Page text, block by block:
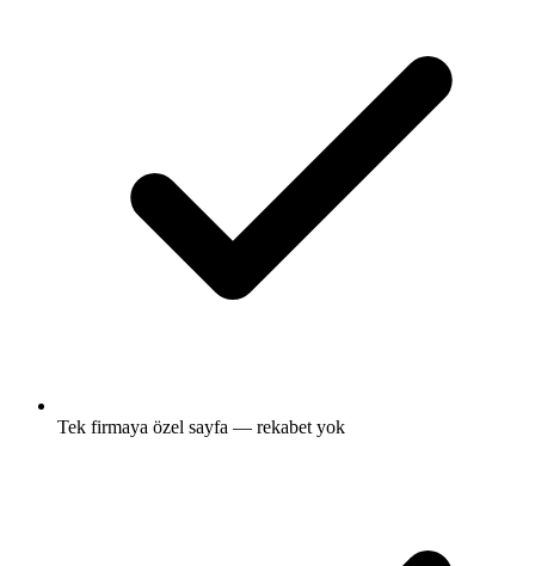
Tek firmaya özel sayfa — rekabet yok